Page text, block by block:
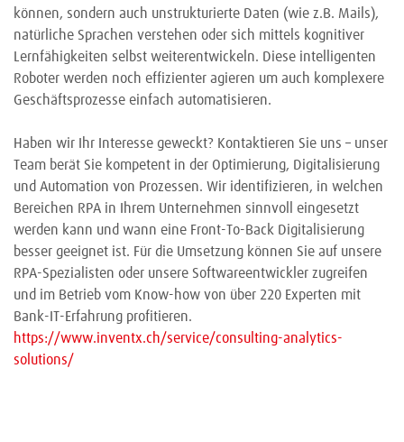
können, sondern auch unstrukturierte Daten (wie z.B. Mails),
natürliche Sprachen verstehen oder sich mittels kognitiver
Lernfähigkeiten selbst weiterentwickeln. Diese intelligenten
Roboter werden noch effizienter agieren um auch komplexere
Geschäftsprozesse einfach automatisieren.
Haben wir Ihr Interesse geweckt? Kontaktieren Sie uns – unser
Team berät Sie kompetent in der Optimierung, Digitalisierung
und Automation von Prozessen. Wir identifizieren, in welchen
Bereichen RPA in Ihrem Unternehmen sinnvoll eingesetzt
werden kann und wann eine Front-To-Back Digitalisierung
besser geeignet ist. Für die Umsetzung können Sie auf unsere
RPA-Spezialisten oder unsere Softwareentwickler zugreifen
und im Betrieb vom Know-how von über 220 Experten mit
Bank-IT-Erfahrung profitieren.
https://www.inventx.ch/service/consulting-analytics-
solutions/